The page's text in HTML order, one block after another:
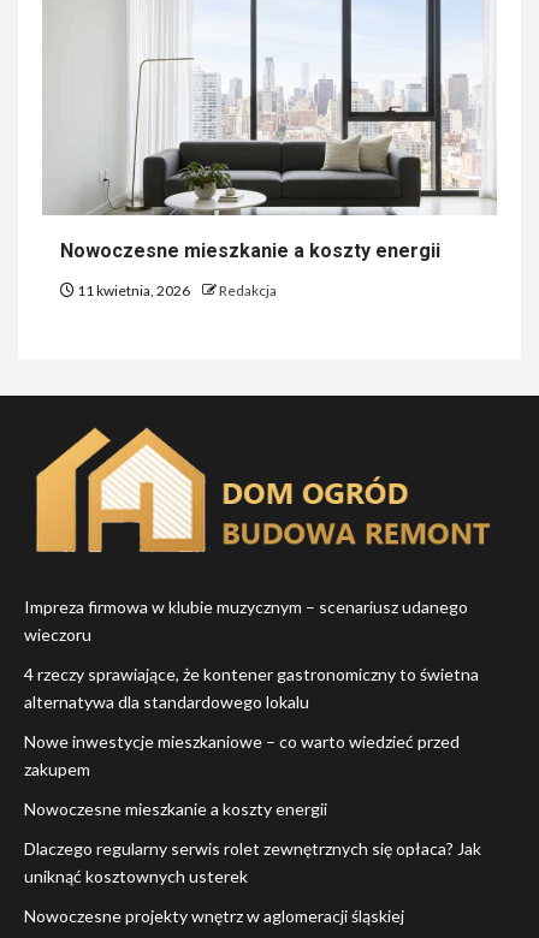
Nowoczesne mieszkanie a koszty energii
11 kwietnia, 2026 Redakcja
Impreza firmowa w klubie muzycznym – scenariusz udanego
wieczoru
4 rzeczy sprawiające, że kontener gastronomiczny to świetna
alternatywa dla standardowego lokalu
Nowe inwestycje mieszkaniowe – co warto wiedzieć przed
zakupem
Nowoczesne mieszkanie a koszty energii
Dlaczego regularny serwis rolet zewnętrznych się opłaca? Jak
uniknąć kosztownych usterek
Nowoczesne projekty wnętrz w aglomeracji śląskiej